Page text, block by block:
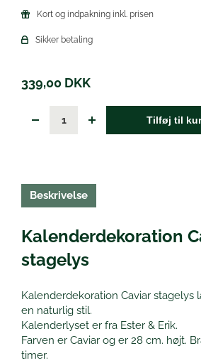
Kort og indpakning inkl. prisen
Sikker betaling
339,00 DKK
Tilføj til
Beskrivelse
Kalenderdekoration
stagelys
Kalenderdekoration Caviar stagelys
en naturlig stil.
Kalenderlyset er fra Ester & Erik.
Farven er Caviar og er 28 cm. højt.
timer.